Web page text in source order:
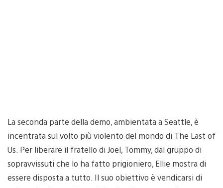
La seconda parte della demo, ambientata a Seattle, è
incentrata sul volto più violento del mondo di The Last of
Us. Per liberare il fratello di Joel, Tommy, dal gruppo di
sopravvissuti che lo ha fatto prigioniero, Ellie mostra di
essere disposta a tutto. Il suo obiettivo è vendicarsi di